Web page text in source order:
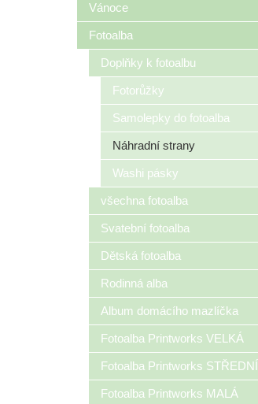
Vánoce
Fotoalba
Doplňky k fotoalbu
Fotorůžky
Samolepky do fotoalba
Náhradní strany
Washi pásky
všechna fotoalba
Svatební fotoalba
Dětská fotoalba
Rodinná alba
Album domácího mazlíčka
Fotoalba Printworks VELKÁ
Fotoalba Printworks STŘEDNÍ
Fotoalba Printworks MALÁ